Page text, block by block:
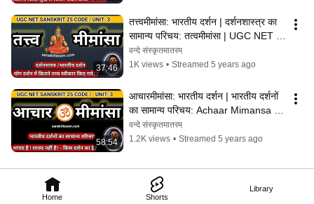
Home Shorts
Library
37:46
तत्त्वमीमांसा: भारतीय दर्शन | दर्शनशास्त्र का
सामान्य परिचय: तत्वमीमांसा | UGC NET
Sanskrit Code 25
वन्दे संस्कृतमातरम्
1K views • Streamed 5 years ago
58:54
आचारमीमांसा: भारतीय दर्शन | भारतीय दर्शनों
का सामान्य परिचय: Achaar Mimansa |
For All Exams
वन्दे संस्कृतमातरम्
1.2K views • Streamed 5 years ago